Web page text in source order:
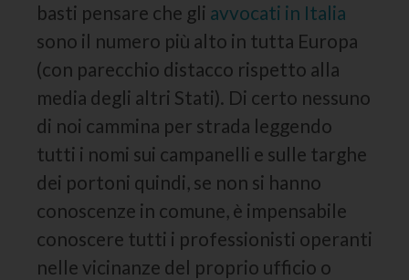
basti pensare che gli avvocati in Italia
sono il numero più alto in tutta Europa
(con parecchio distacco rispetto alla
media degli altri Stati). Di certo nessuno
di noi cammina per strada leggendo
tutti i nomi sui campanelli e sulle targhe
dei portoni quindi, se non si hanno
conoscenze in comune, è impensabile
conoscere tutti i professionisti operanti
nelle vicinanze del proprio ufficio o